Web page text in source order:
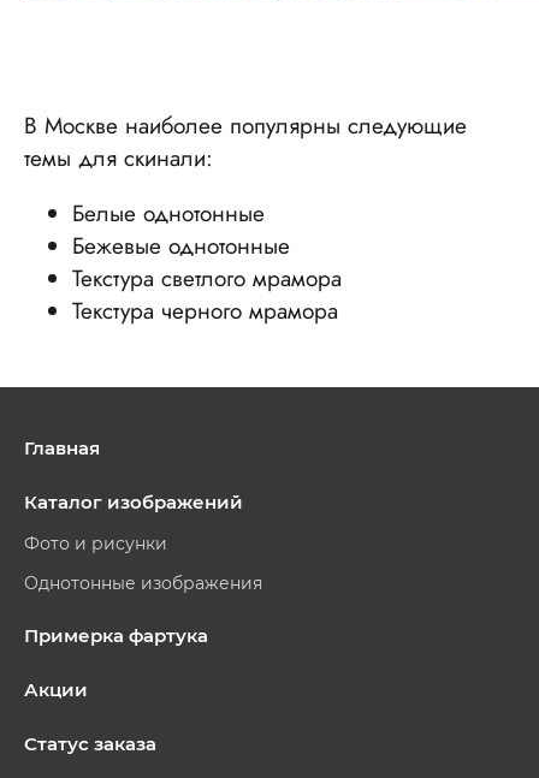
В Москве наиболее популярны следующие
темы для скинали:
Белые однотонные
Бежевые однотонные
Текстура светлого мрамора
Текстура черного мрамора
Главная
Каталог изображений
Фото и рисунки
Однотонные изображения
Примерка фартука
Акции
Статус заказа